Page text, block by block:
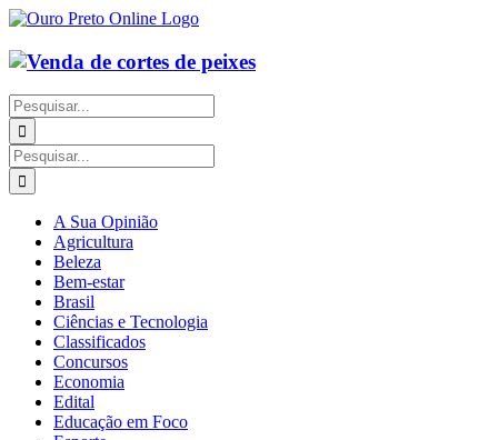
Ir
o
conteúdo
Buscar
resultados
para:
Buscar
resultados
para:
A Sua Opinião
Agricultura
Beleza
Bem-estar
Brasil
Ciências e Tecnologia
Classificados
Concursos
Economia
Edital
Educação em Foco